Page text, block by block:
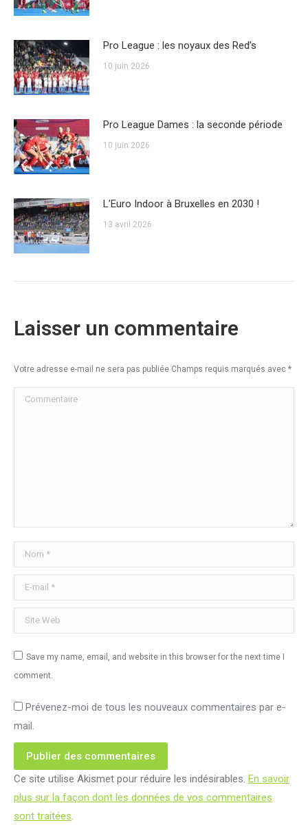
Pro League : les noyaux des Red’s
10 juin 2026
Pro League Dames : la seconde période
10 juin 2026
L’Euro Indoor à Bruxelles en 2030 !
13 avril 2026
Laisser un commentaire
Votre adresse e-mail ne sera pas publiée Champs requis marqués avec *
Commentaire
Nom *
E-mail *
Site Web
Save my name, email, and website in this browser for the next time I
comment.
Prévenez-moi de tous les nouveaux commentaires par e-
mail.
Publier des commentaires
Ce site utilise Akismet pour réduire les indésirables. En savoir
plus sur la façon dont les données de vos commentaires
sont traitées.